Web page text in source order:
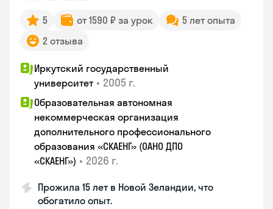
5 от 1590 ₽ за урок
5 лет опыта
2 отзыва
Иркутский государственный
университет • 2005 г.
Образовательная автономная
некоммерческая организация
дополнительного профессионального
образования «СКАЕНГ» (ОАНО ДПО
«СКАЕНГ») • 2026 г.
Прожила 15 лет в Новой Зеландии, что
обогатило опыт.